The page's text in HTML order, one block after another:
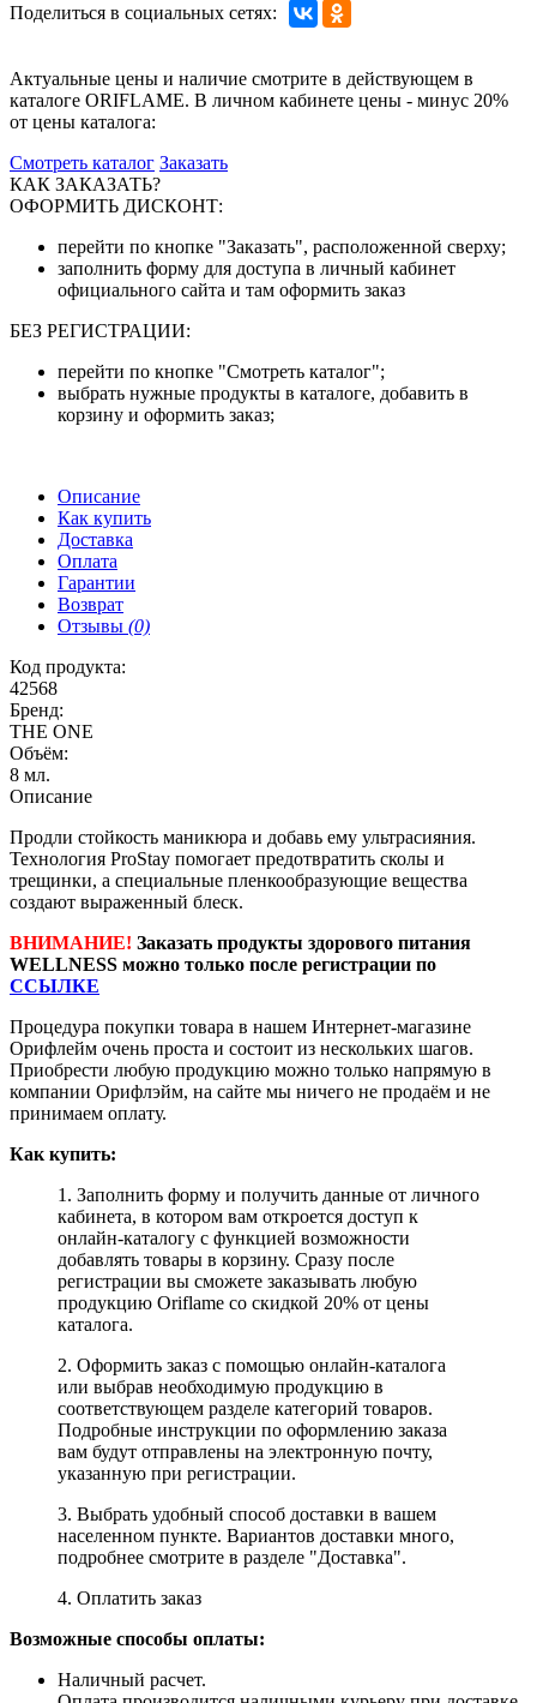
Поделиться в социальных сетях:
Актуальные цены и наличие смотрите в действующем в
каталоге ORIFLAME. В личном кабинете цены - минус 20%
от цены каталога:
Смотреть каталог Заказать
КАК ЗАКАЗАТЬ?
ОФОРМИТЬ ДИСКОНТ:
перейти по кнопке "Заказать", расположенной сверху;
заполнить форму для доступа в личный кабинет
официального сайта и там оформить заказ
БЕЗ РЕГИСТРАЦИИ:
перейти по кнопке "Смотреть каталог";
выбрать нужные продукты в каталоге, добавить в
корзину и оформить заказ;
Описание
Как купить
Доставка
Оплата
Гарантии
Возврат
Отзывы (0)
Код продукта:
42568
Бренд:
THE ONE
Объём:
8 мл.
Описание
Продли стойкость маникюра и добавь ему ультрасияния.
Технология ProStay помогает предотвратить сколы и
трещинки, а специальные пленкообразующие вещества
создают выраженный блеск.
ВНИМАНИЕ! Заказать продукты здорового питания
WELLNESS можно только после регистрации по
ССЫЛКЕ
Процедура покупки товара в нашем Интернет-магазине
Орифлейм очень проста и состоит из нескольких шагов.
Приобрести любую продукцию можно только напрямую в
компании Орифлэйм, на сайте мы ничего не продаём и не
принимаем оплату.
Как купить:
1. Заполнить форму и получить данные от личного
кабинета, в котором вам откроется доступ к
онлайн-каталогу с функцией возможности
добавлять товары в корзину. Сразу после
регистрации вы сможете заказывать любую
продукцию Oriflame со скидкой 20% от цены
каталога.
2. Оформить заказ с помощью онлайн-каталога
или выбрав необходимую продукцию в
соответствующем разделе категорий товаров.
Подробные инструкции по оформлению заказа
вам будут отправлены на электронную почту,
указанную при регистрации.
3. Выбрать удобный способ доставки в вашем
населенном пункте. Вариантов доставки много,
подробнее смотрите в разделе "Доставка".
4. Оплатить заказ
Возможные способы оплаты:
Наличный расчет.